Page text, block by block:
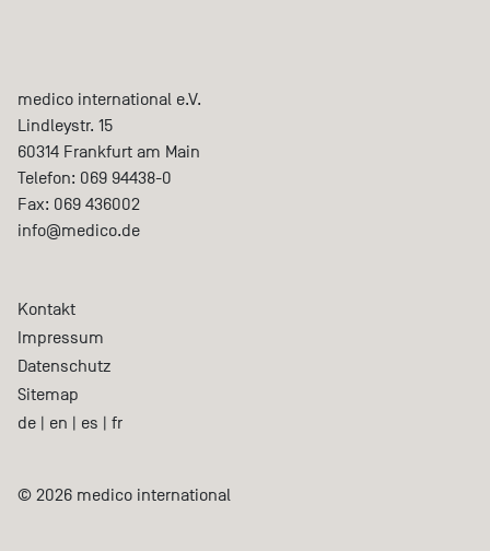
medico international e.V.
Lindleystr. 15
60314 Frankfurt am Main
Telefon: 069 94438-0
Fax: 069 436002
info@medico.de
Kontakt
Impressum
Datenschutz
Sitemap
de | en | es | fr
© 2026 medico international